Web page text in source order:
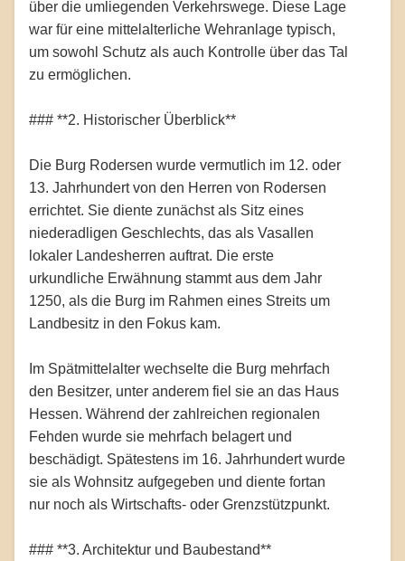
über die umliegenden Verkehrswege. Diese Lage
war für eine mittelalterliche Wehranlage typisch,
um sowohl Schutz als auch Kontrolle über das Tal
zu ermöglichen.
### **2. Historischer Überblick**
Die Burg Rodersen wurde vermutlich im 12. oder
13. Jahrhundert von den Herren von Rodersen
errichtet. Sie diente zunächst als Sitz eines
niederadligen Geschlechts, das als Vasallen
lokaler Landesherren auftrat. Die erste
urkundliche Erwähnung stammt aus dem Jahr
1250, als die Burg im Rahmen eines Streits um
Landbesitz in den Fokus kam.
Im Spätmittelalter wechselte die Burg mehrfach
den Besitzer, unter anderem fiel sie an das Haus
Hessen. Während der zahlreichen regionalen
Fehden wurde sie mehrfach belagert und
beschädigt. Spätestens im 16. Jahrhundert wurde
sie als Wohnsitz aufgegeben und diente fortan
nur noch als Wirtschafts- oder Grenzstützpunkt.
### **3. Architektur und Baubestand**